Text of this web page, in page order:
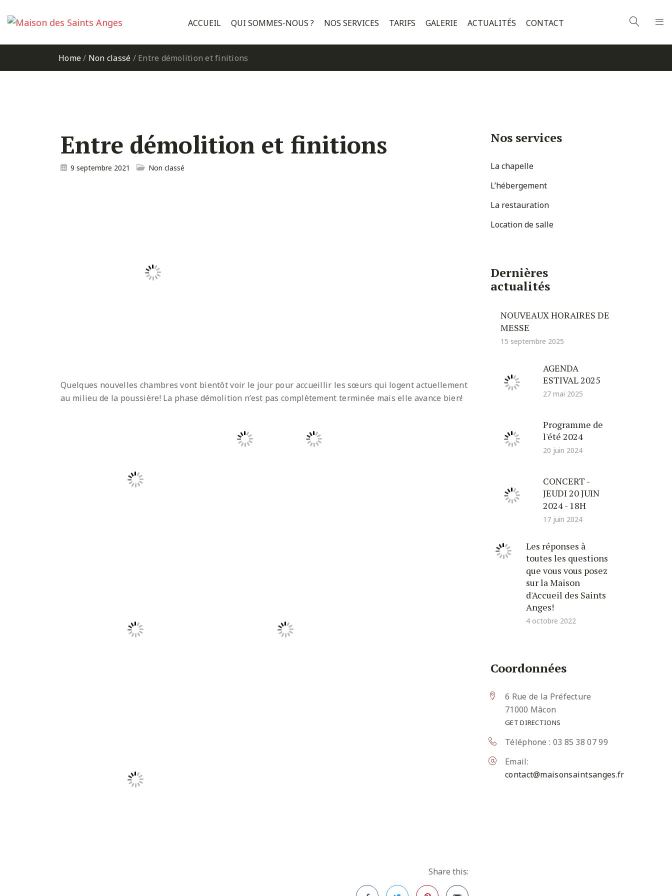
ACCUEIL QUI SOMMES-NOUS ? NOS SERVICES TARIFS GALERIE ACTUALITÉS CONTACT
Home/ Non classé / Entre démolition et finitions
Entre démolition et finitions
9 septembre 2021 Non classé
Quelques nouvelles chambres vont bientôt voir le jour pour accueillir les sœurs qui logent actuellement
au milieu de la poussière! La phase démolition n’est pas complètement terminée mais elle avance bien!
Share this:
Nos services
La chapelle
L’hébergement
La restauration
Location de salle
Dernières
actualités
NOUVEAUX HORAIRES DE
MESSE
15 septembre 2025
AGENDA
ESTIVAL 2025
27 mai 2025
Programme de
l'été 2024
20 juin 2024
CONCERT -
JEUDI 20 JUIN
2024 - 18H
17 juin 2024
Les réponses à
toutes les questions
que vous vous posez
sur la Maison
d'Accueil des Saints
Anges!
4 octobre 2022
Coordonnées
6 Rue de la Préfecture
71000 Mâcon
GET DIRECTIONS
Téléphone : 03 85 38 07 99
Email:
contact@maisonsaintsanges.fr